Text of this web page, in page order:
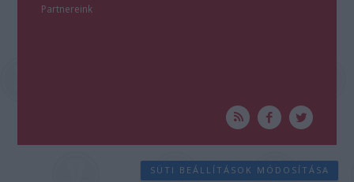
Partnereink
SÜTI BEÁLLÍTÁSOK MÓDOSÍTÁSA